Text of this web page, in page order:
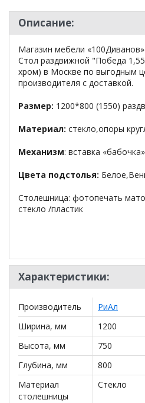
Описание:
Магазин мебели
Стол раздвижной "Победа
хром) в Москве по выгодным
производителя с доставкой.
Размер: 1200*800 (1550)
Материал: стекло,опоры
Механизм: вставка
Цвета подстолья:
Столешница: фотопечать
стекло /пластик
*Дополнительную
Стол раздвижной "Победа 1,55"
хром)уточняйте у нашего
**Цены на официальном сайте
действительны только для
могут отличаться от цен в
салонах сети!
Характеристики:
Производитель
РиАл
Ширина, мм
1200
Высота, мм
750
Глубина, мм
800
Материал
столешницы
Стекло